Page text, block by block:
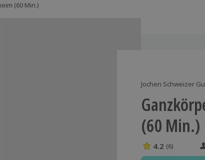
(60 Min.)
Jochen Schweizer
(60 Min.)
4.2 Sterne von 5
4.2 (6)